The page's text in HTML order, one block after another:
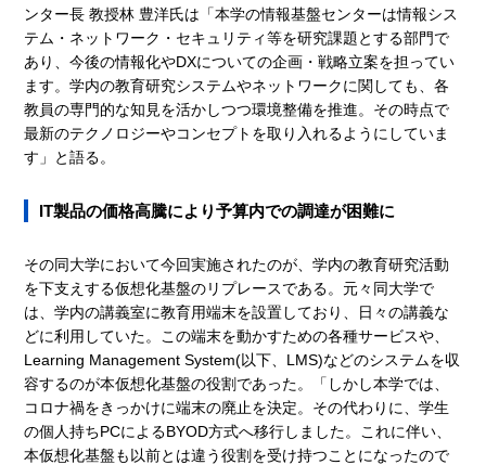
ンター長 教授林 豊洋氏は「本学の情報基盤センターは情報シス
テム・ネットワーク・セキュリティ等を研究課題とする部門で
あり、今後の情報化やDXについての企画・戦略立案を担ってい
ます。学内の教育研究システムやネットワークに関しても、各
教員の専門的な知見を活かしつつ環境整備を推進。その時点で
最新のテクノロジーやコンセプトを取り入れるようにしていま
す」と語る。
IT製品の価格高騰により予算内での調達が困難に
その同大学において今回実施されたのが、学内の教育研究活動
を下支えする仮想化基盤のリプレースである。元々同大学で
は、学内の講義室に教育用端末を設置しており、日々の講義な
どに利用していた。この端末を動かすための各種サービスや、
Learning Management System(以下、LMS)などのシステムを収
容するのが本仮想化基盤の役割であった。「しかし本学では、
コロナ禍をきっかけに端末の廃止を決定。その代わりに、学生
の個人持ちPCによるBYOD方式へ移行しました。これに伴い、
本仮想化基盤も以前とは違う役割を受け持つことになったので